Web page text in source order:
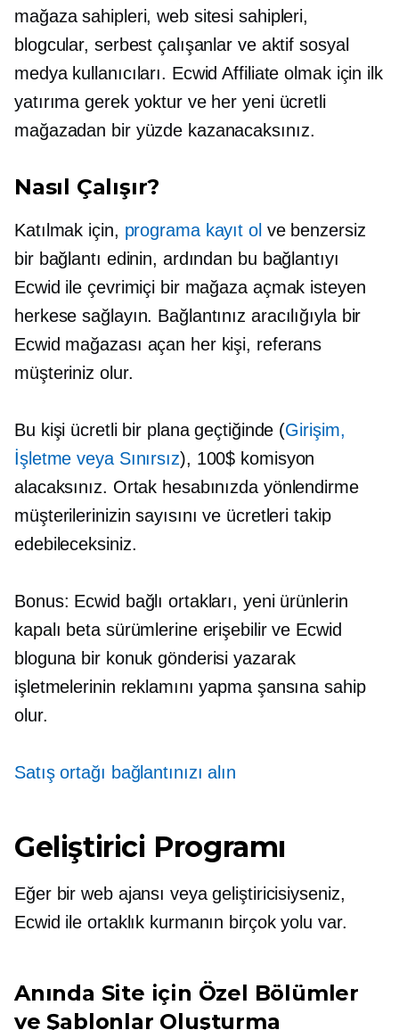
mağaza sahipleri, web sitesi sahipleri,
blogcular, serbest çalışanlar ve aktif sosyal
medya kullanıcıları. Ecwid Affiliate olmak için ilk
yatırıma gerek yoktur ve her yeni ücretli
mağazadan bir yüzde kazanacaksınız.
Nasıl Çalışır?
Katılmak için, programa kayıt ol ve benzersiz
bir bağlantı edinin, ardından bu bağlantıyı
Ecwid ile çevrimiçi bir mağaza açmak isteyen
herkese sağlayın. Bağlantınız aracılığıyla bir
Ecwid mağazası açan her kişi, referans
müşteriniz olur.
Bu kişi ücretli bir plana geçtiğinde (Girişim,
İşletme veya Sınırsız), 100$ komisyon
alacaksınız. Ortak hesabınızda yönlendirme
müşterilerinizin sayısını ve ücretleri takip
edebileceksiniz.
Bonus: Ecwid bağlı ortakları, yeni ürünlerin
kapalı beta sürümlerine erişebilir ve Ecwid
bloguna bir konuk gönderisi yazarak
işletmelerinin reklamını yapma şansına sahip
olur.
Satış ortağı bağlantınızı alın
Geliştirici Programı
Eğer bir web ajansı veya geliştiricisiyseniz,
Ecwid ile ortaklık kurmanın birçok yolu var.
Anında Site için Özel Bölümler
ve Şablonlar Oluşturma